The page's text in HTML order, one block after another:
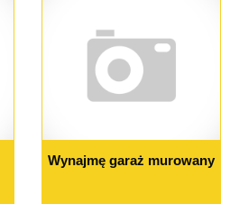
Wynajmę garaż murowany